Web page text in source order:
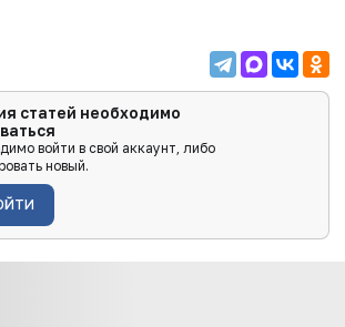
статей необходимо
войти в свой аккаунт, либо
новый.